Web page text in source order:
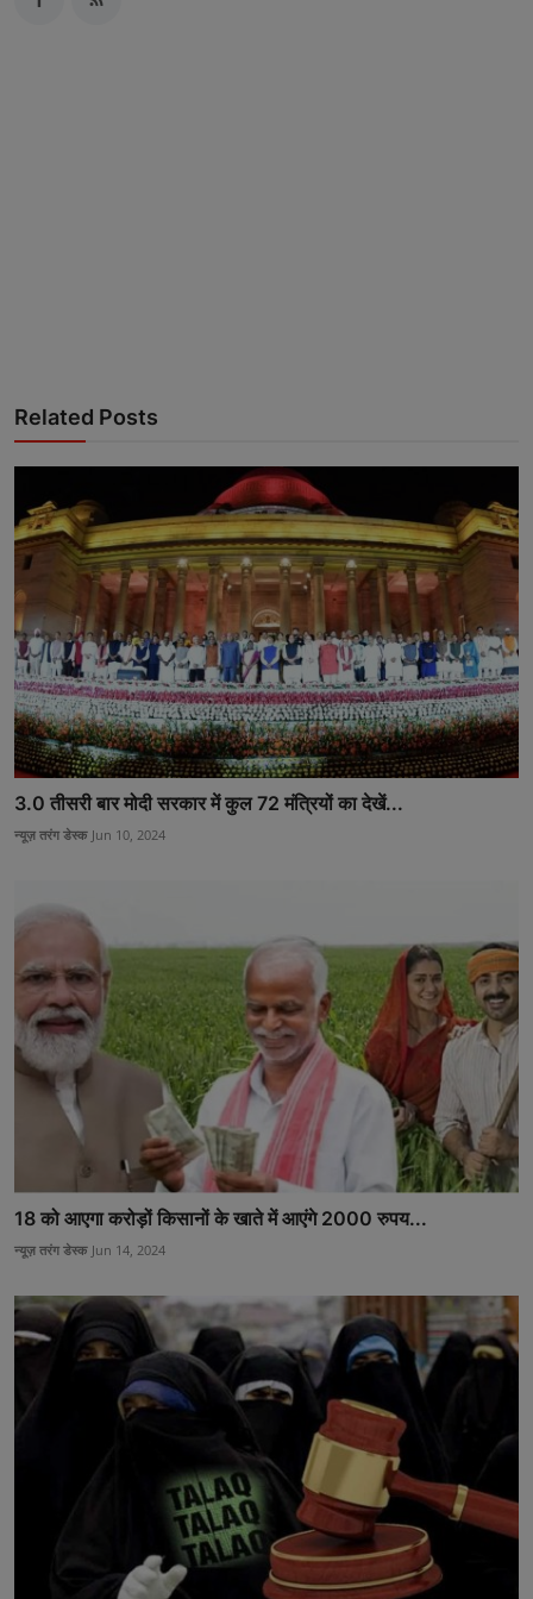
Related Posts
3.0 तीसरी बार मोदी सरकार में कुल 72 मंत्रियों का देखें...
न्यूज़ तरंग डेस्क Jun 10, 2024
18 को आएगा करोड़ों क‍िसानों के खाते में आएंगे 2000 रुपय...
न्यूज़ तरंग डेस्क Jun 14, 2024